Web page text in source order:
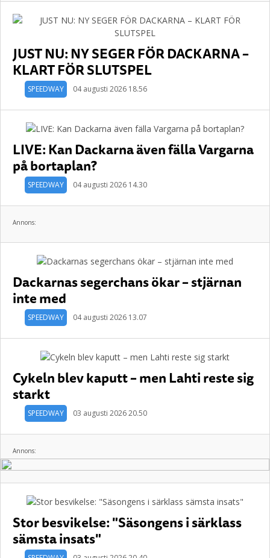
JUST NU: NY SEGER FÖR DACKARNA –
KLART FÖR SLUTSPEL
SPEEDWAY 04 augusti 2026 18.56
LIVE: Kan Dackarna även fälla Vargarna
på bortaplan?
SPEEDWAY 04 augusti 2026 14.30
Annons:
Dackarnas segerchans ökar – stjärnan
inte med
SPEEDWAY 04 augusti 2026 13.07
Cykeln blev kaputt – men Lahti reste sig
starkt
SPEEDWAY 03 augusti 2026 20.50
Annons:
Stor besvikelse: "Säsongens i särklass
sämsta insats"